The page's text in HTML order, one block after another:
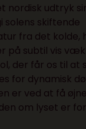
nordisk udtryk
solens skiftende
fra det kolde,
på subtil vis
der får os til at
for dynamisk
er ved at få
om lyset er